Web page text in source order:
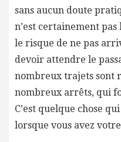
sans aucun doute
n’est certainement pas
le risque de ne pas
devoir attendre le
nombreux trajets sont
nombreux arrêts, qui
C’est quelque chose
lorsque vous avez